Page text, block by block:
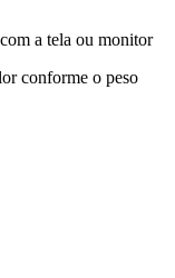
a tela ou monitor
conforme o peso